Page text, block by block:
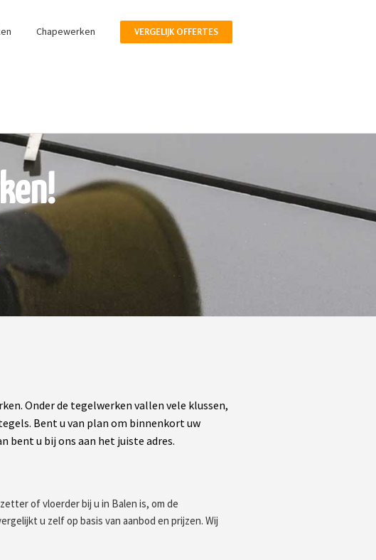
Chapewerken VERGELIJK OFFERTES
Onder de tegelwerken vallen vele klussen,
Bent u van plan om binnenkort uw
bent u bij ons aan het juiste adres.
of vloerder bij u in Balen is, om de
u zelf op basis van aanbod en prijzen. Wij